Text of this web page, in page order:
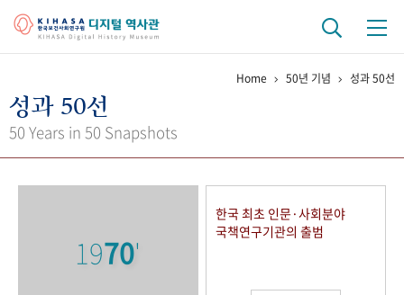
걸어온 길 기관 변천사
키워드로 보는 연구 역사
연구자들
Home 50년 기념 성과 50선
성과 50선
50 Years in 50 Snapshots
1970'
한국 최초 인문·사회분야
국책연구기관의 출범